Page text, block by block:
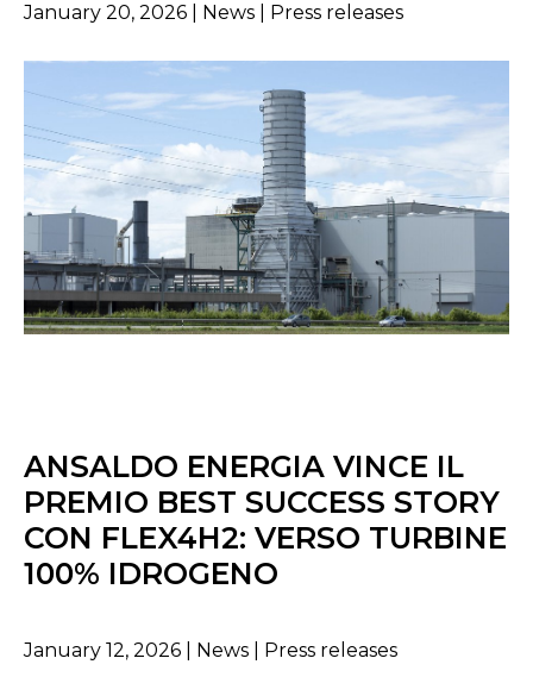
January 20, 2026 | News | Press releases
ANSALDO ENERGIA VINCE IL
PREMIO BEST SUCCESS STORY
CON FLEX4H2: VERSO TURBINE
100% IDROGENO
January 12, 2026 | News | Press releases